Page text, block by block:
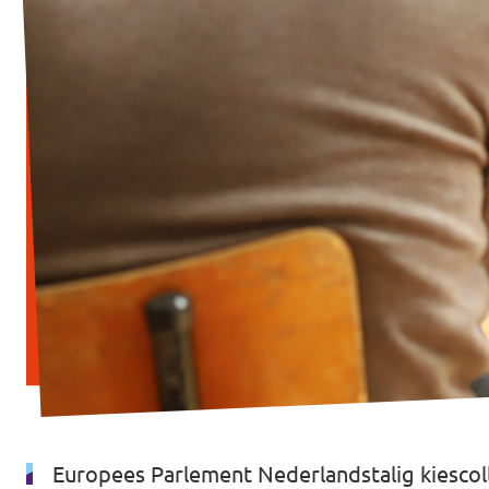
Word vrijwilliger
Contact
Europees Parlement Nederlandstalig